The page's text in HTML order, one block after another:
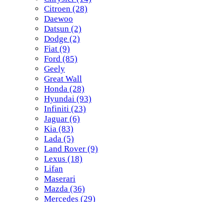
Citroen (28)
Daewoo
Datsun (2)
Dodge (2)
Fiat (9)
Ford (85)
Geely
Great Wall
Honda (28)
Hyundai (93)
Infiniti (23)
Jaguar (6)
Kia (83)
Lada (5)
Land Rover (9)
Lexus (18)
Lifan
Maserari
Mazda (36)
Mercedes (29)